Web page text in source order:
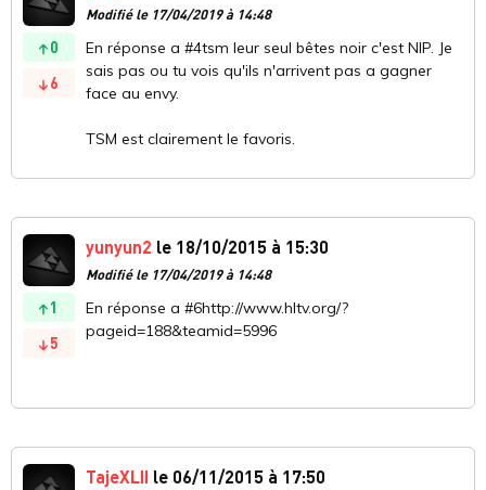
0
6
Modifié le 17/04/2019 à 14:48
En réponse a #4tsm leur seul bêtes noir c'est NIP. Je
sais pas ou tu vois qu'ils n'arrivent pas a gagner
face au envy.
TSM est clairement le favoris.
1
5
yunyun2 le 18/10/2015 à 15:30
Modifié le 17/04/2019 à 14:48
En réponse a #6http://www.hltv.org/?
pageid=188&teamid=5996
TajeXLII le 06/11/2015 à 17:50